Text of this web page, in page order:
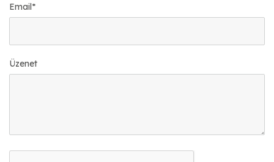
Email*
Üzenet